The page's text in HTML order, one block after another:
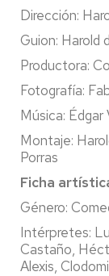
Dirección:
Guion: Harold
Productora:
Fotografía:
Música: Édgar
Montaje:
Porras
Ficha
Género:
Intérpretes:
Castaño,
Alexis,